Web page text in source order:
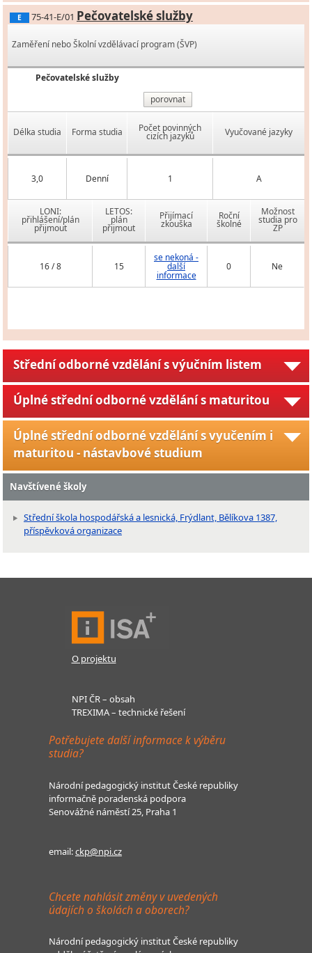
E 75-41-E/01 Pečovatelské služby
Zaměření nebo Školní vzdělávací program (ŠVP)
Pečovatelské služby
porovnat
Délka studia Forma studia Počet povinných
cizích jazyků Vyučované jazyky
3,0 Denní 1 A
LONI:
přihlášení/plán
přijmout
LETOS:
plán
přijmout
Přijímací
zkouška
Roční
školné
Možnost
studia pro
ZP
16 / 8 15
se nekoná -
další
informace
0 Ne
Střední odborné vzdělání s výučním listem
Úplné střední odborné vzdělání s maturitou
Úplné střední odborné vzdělání s vyučením i
maturitou - nástavbové studium
Navštívené školy
Střední škola hospodářská a lesnická, Frýdlant, Bělíkova 1387,
příspěvková organizace
O projektu
NPI ČR – obsah
TREXIMA – technické řešení
Potřebujete další informace k výběru
studia?
Národní pedagogický institut České republiky
informačně poradenská podpora
Senovážné náměstí 25, Praha 1
email:ckp@npi.cz
Chcete nahlásit změny v uvedených
údajích o školách a oborech?
Národní pedagogický institut České republiky